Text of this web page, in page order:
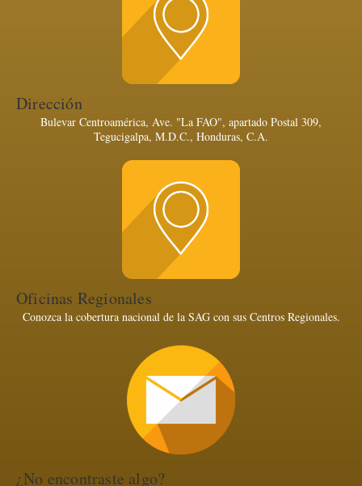
Dirección
Bulevar Centroamérica, Ave. "La FAO", apartado Postal 309,
Tegucigalpa, M.D.C., Honduras, C.A.
Oficinas Regionales
Conozca la cobertura nacional de la SAG con sus Centros Regionales.
¿No encontraste algo?